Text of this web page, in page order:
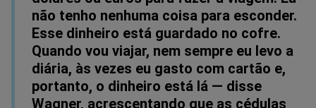
não tenho nenhuma coisa para esconder.
Esse dinheiro está guardado no cofre.
Quando vou viajar, nem sempre eu levo a
diária, às vezes eu gasto com cartão e,
portanto, o dinheiro está lá — disse
Wagner, acrescentando que as cédulas